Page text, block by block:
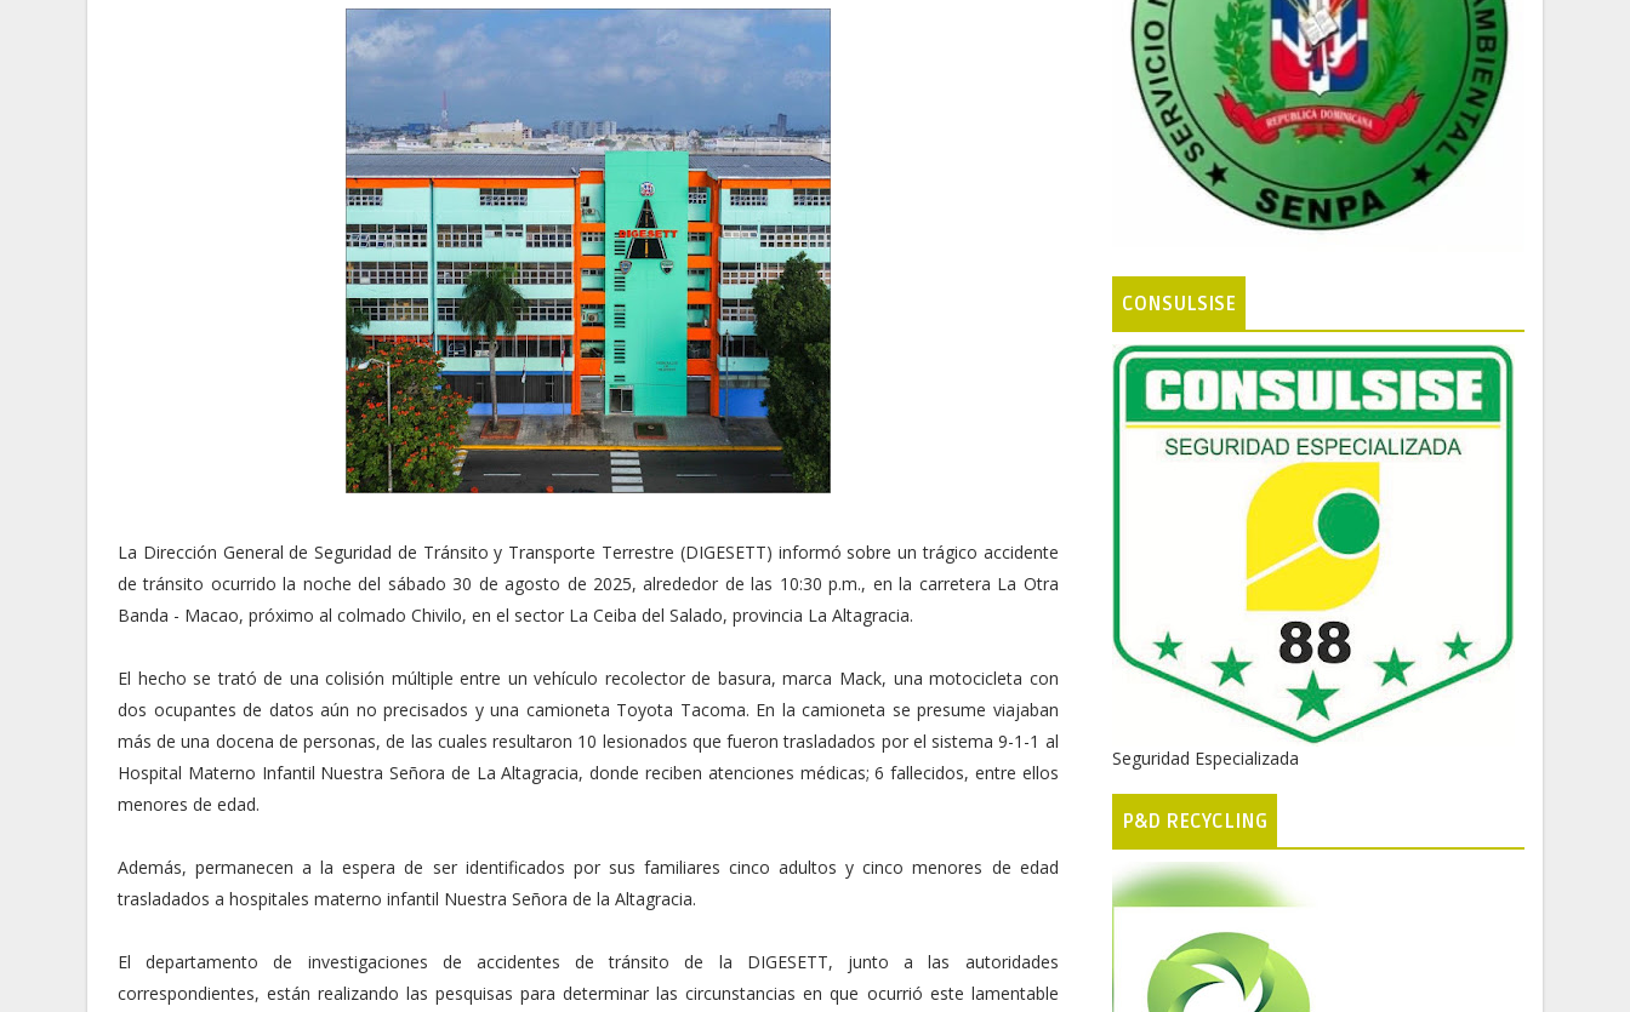
La Dirección General de Seguridad de Tránsito y Transporte Terrestre (DIGESETT) informó sobre un trágico accidente
de tránsito ocurrido la noche del sábado 30 de agosto de 2025, alrededor de las 10:30 p.m., en la carretera La Otra
Banda - Macao, próximo al colmado Chivilo, en el sector La Ceiba del Salado, provincia La Altagracia.
El hecho se trató de una colisión múltiple entre un vehículo recolector de basura, marca Mack, una motocicleta con
dos ocupantes de datos aún no precisados y una camioneta Toyota Tacoma. En la camioneta se presume viajaban
más de una docena de personas, de las cuales resultaron 10 lesionados que fueron trasladados por el sistema 9-1-1 al
Hospital Materno Infantil Nuestra Señora de La Altagracia, donde reciben atenciones médicas; 6 fallecidos, entre ellos
menores de edad.
Además, permanecen a la espera de ser identificados por sus familiares cinco adultos y cinco menores de edad
trasladados a hospitales materno infantil Nuestra Señora de la Altagracia.
El departamento de investigaciones de accidentes de tránsito de la DIGESETT, junto a las autoridades
correspondientes, están realizando las pesquisas para determinar las circunstancias en que ocurrió este lamentable
CONSULSISE
Seguridad Especializada
P&D RECYCLING